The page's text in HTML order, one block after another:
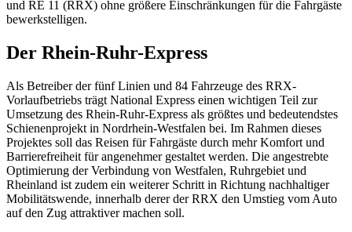
und RE 11 (RRX) ohne größere Einschränkungen für die Fahrgäste
bewerkstelligen.
Der Rhein-Ruhr-Express
Als Betreiber der fünf Linien und 84 Fahrzeuge des RRX-
Vorlaufbetriebs trägt National Express einen wichtigen Teil zur
Umsetzung des Rhein-Ruhr-Express als größtes und bedeutendstes
Schienenprojekt in Nordrhein-Westfalen bei. Im Rahmen dieses
Projektes soll das Reisen für Fahrgäste durch mehr Komfort und
Barrierefreiheit für angenehmer gestaltet werden. Die angestrebte
Optimierung der Verbindung von Westfalen, Ruhrgebiet und
Rheinland ist zudem ein weiterer Schritt in Richtung nachhaltiger
Mobilitätswende, innerhalb derer der RRX den Umstieg vom Auto
auf den Zug attraktiver machen soll.